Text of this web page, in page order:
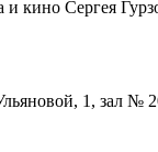
и кино Сергея
1, зал №